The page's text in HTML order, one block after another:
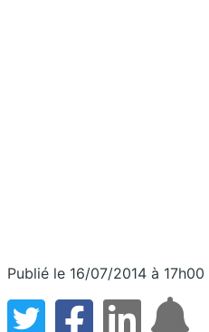
Publié le 16/07/2014 à 17h00